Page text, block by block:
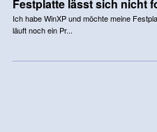
Festplatte lässt sich nicht
Ich habe WinXP und möchte meine
läuft noch ein Pr...